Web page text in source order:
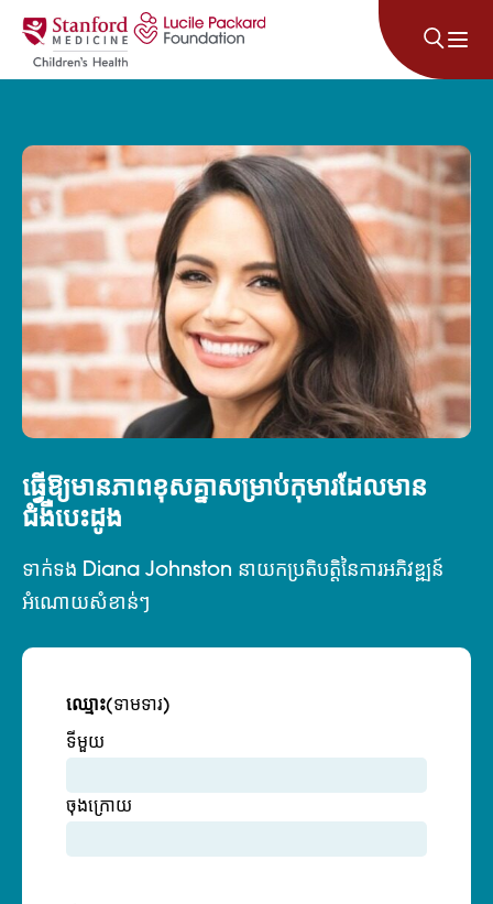
រំលងទៅមាតិកា
ធ្វើឱ្យមានភាពខុសគ្នាសម្រាប់កុមារដែលមាន
ជំងឺបេះដូង
ទាក់ទង Diana Johnston នាយកប្រតិបត្តិនៃការអភិវឌ្ឍន៍
អំណោយសំខាន់ៗ
ឈ្មោះ(ទាមទារ)
ទីមួយ
ចុងក្រោយ